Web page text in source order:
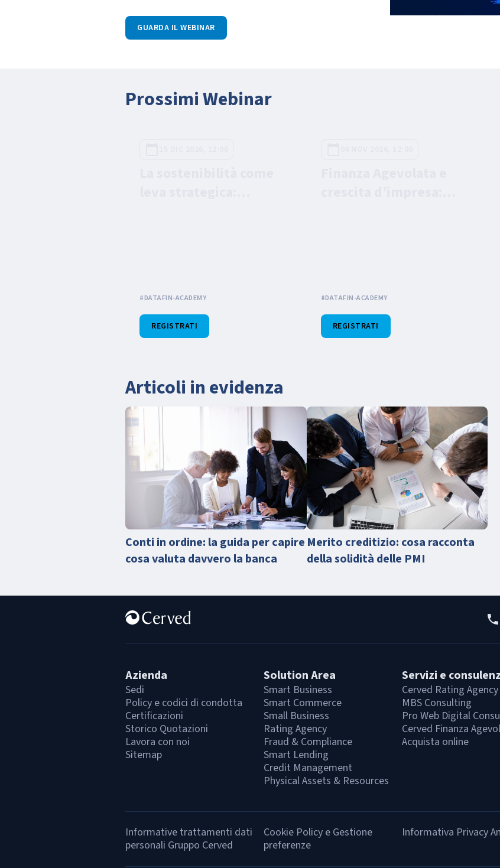
GUARDA IL WEBINAR
Prossimi Webinar
#DATAFIN-ACADEMY
REGISTRATI
#DATAFIN-ACADEMY
REGISTRATI
Articoli in evidenza
Conti in ordine: la guida per capire
cosa valuta davvero la banca
Merito creditizio: cosa racconta
della solidità delle PMI
Azienda
Sedi
Policy e codici di condotta
Certificazioni
Storico Quotazioni
Lavora con noi
Sitemap
Solution Area
Smart Business
Smart Commerce
Small Business
Rating Agency
Fraud & Compliance
Smart Lending
Credit Management
Physical Assets & Resources
Servizi e
Cerved Rating Agency
MBS Consulting
Pro Web Digital
Cerved Finanza
Acquista online
Informative trattamenti dati
personali Gruppo Cerved
Cookie Policy e Gestione
preferenze
Informativa Privacy